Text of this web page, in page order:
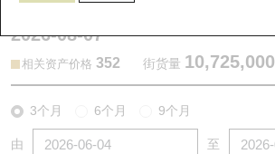
2026-08-07
相关资产价格 352 街货量 10,725,000
3个月 6个月 9个月
由 至
认股证分析仪
新发行瑞银牛熊证
街货统计
科指成份股
牛熊证投资者教育